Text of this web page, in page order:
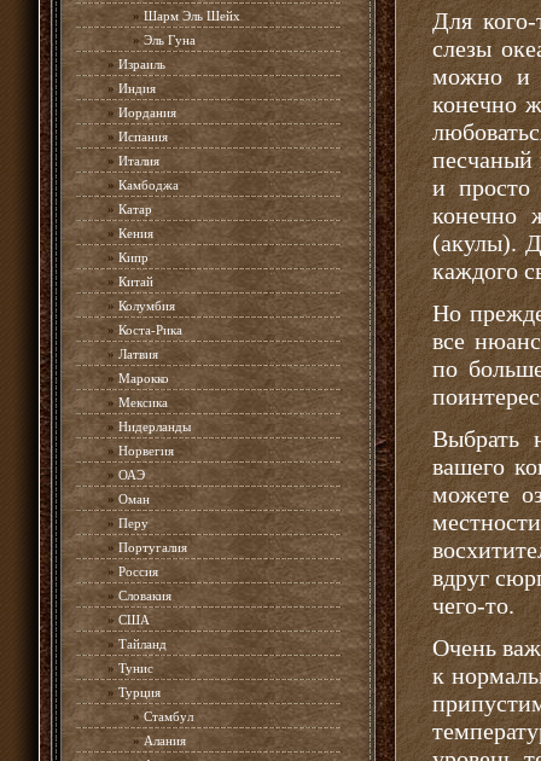
» Шарм Эль Шейх
» Эль Гуна
» Израиль
» Индия
» Иордания
» Испания
» Италия
»Камбоджа
» Катар
» Кения
» Кипр
» Китай
» Колумбия
» Коста-Рика
» Латвия
» Марокко
» Мексика
» Нидерланды
» Норвегия
» ОАЭ
» Оман
» Перу
» Португалия
» Россия
» Словакия
» США
» Тайланд
» Тунис
» Турция
»Стамбул
»Алания
Для
слезы
можно и
конечно
песчаный
и просто
конечно
(акулы).
каждого
Но
все
по
Выбрать
вашего
можете
вдруг
чего-то.
Очень
к